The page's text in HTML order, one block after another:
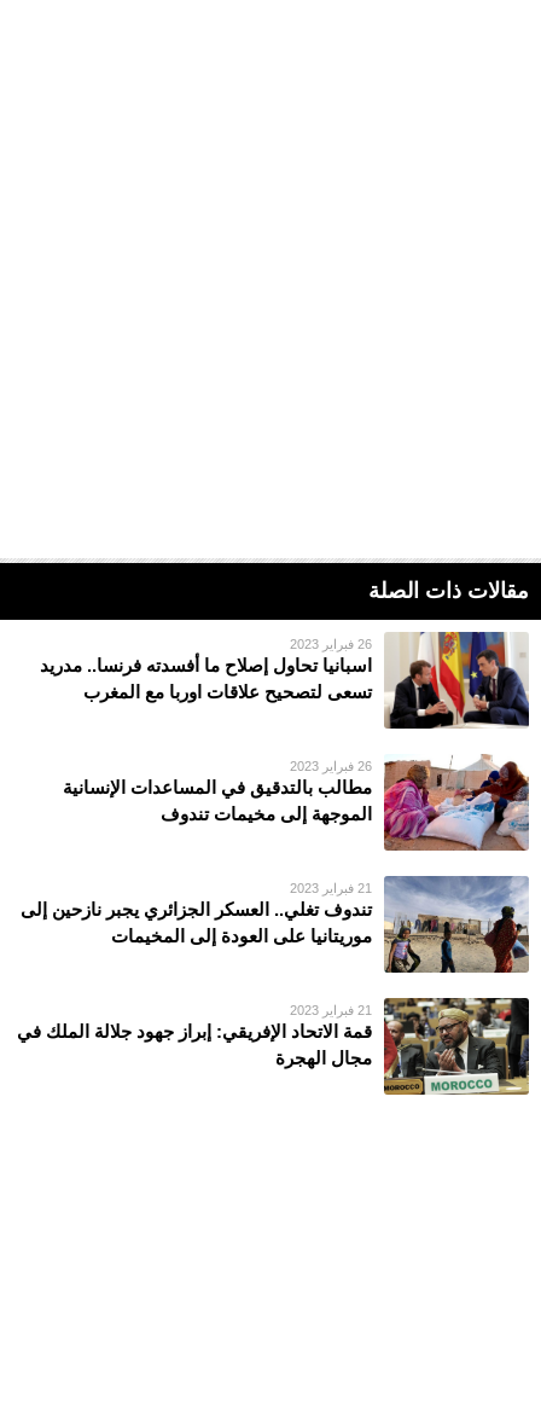
مقالات ذات الصلة
26 فبراير 2023
اسبانيا تحاول إصلاح ما أفسدته فرنسا.. مدريد
تسعى لتصحيح علاقات اوربا مع المغرب
26 فبراير 2023
مطالب بالتدقيق في المساعدات الإنسانية
الموجهة إلى مخيمات تندوف
21 فبراير 2023
تندوف تغلي.. العسكر الجزائري يجبر نازحين إلى
موريتانيا على العودة إلى المخيمات
21 فبراير 2023
قمة الاتحاد الإفريقي: إبراز جهود جلالة الملك في
مجال الهجرة